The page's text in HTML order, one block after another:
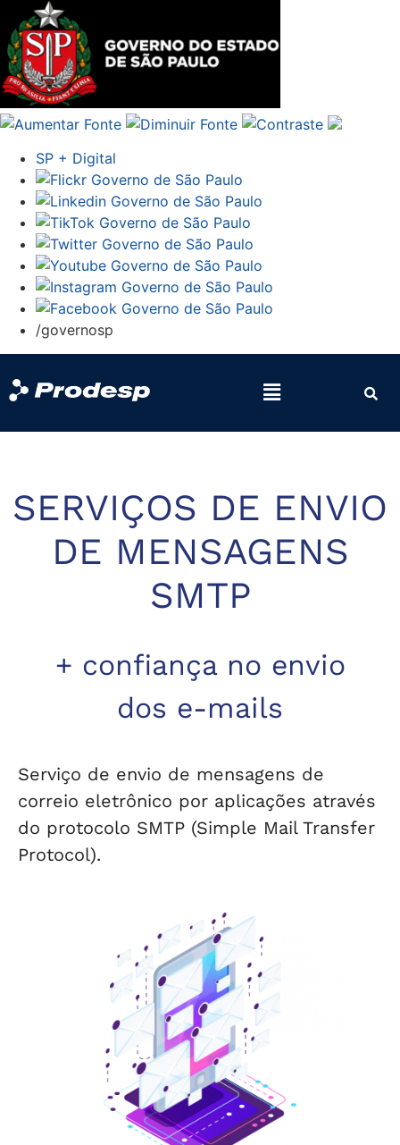
SP + Digital
/governosp
SERVIÇOS DE ENVIO
DE MENSAGENS
SMTP
+ confiança no envio
dos e-mails
Serviço de envio de mensagens de
correio eletrônico por aplicações através
do protocolo SMTP (Simple Mail Transfer
Protocol).